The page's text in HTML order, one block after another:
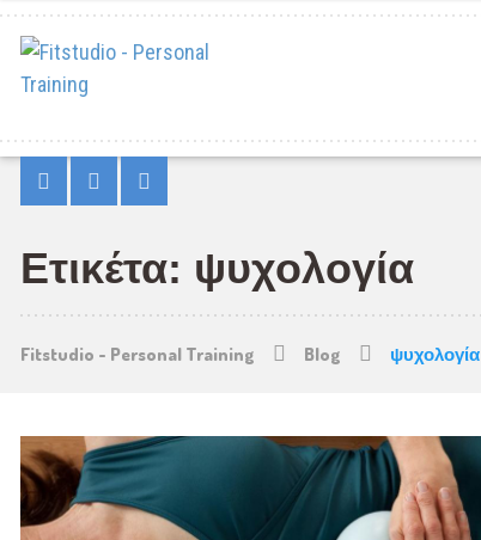
Ετικέτα: ψυχολογία
Fitstudio - Personal Training Blog ψυχολογία